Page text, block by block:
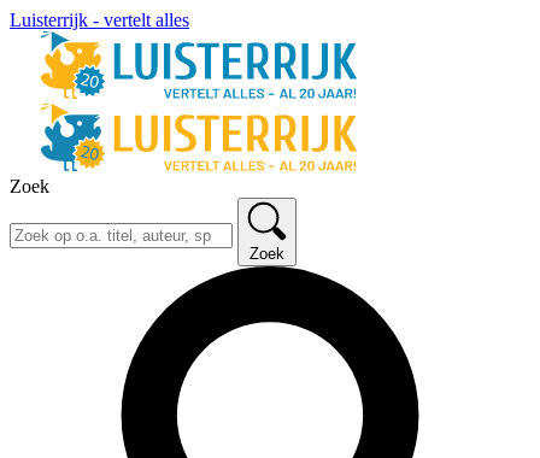
Luisterrijk - vertelt alles
Zoek
Zoek